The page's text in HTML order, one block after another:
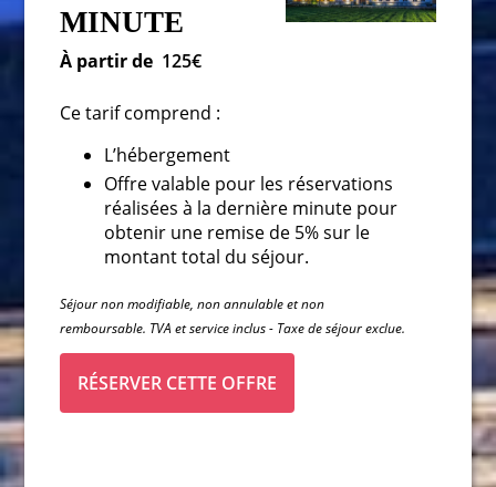
MINUTE
À partir de 125€
Ce tarif comprend :
L’hébergement
Offre valable pour les réservations
réalisées à la dernière minute pour
obtenir une remise de 5% sur le
montant total du séjour.
Séjour non modifiable, non annulable et non
remboursable. TVA et service inclus - Taxe de séjour exclue.
RÉSERVER CETTE OFFRE